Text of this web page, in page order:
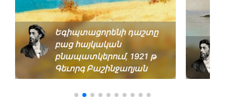
Եգիպտացորենի դաշտը
բաց հայկական
բնապատկերում, 1921 թ
Գեւորգ Բաշինջաղյան